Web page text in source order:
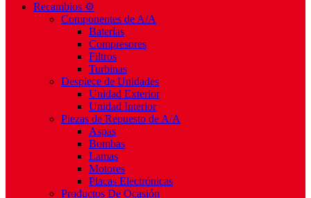
Recambios ⚙️
Componentes de A/A
Baterías
Compresores
Filtros
Turbinas
Despiece de Unidades
Unidad Exterior
Unidad Interior
Piezas de Repuesto de A/A
Aspas
Bombas
Lamas
Motores
Placas Electrónicas
Productos De Ocasión